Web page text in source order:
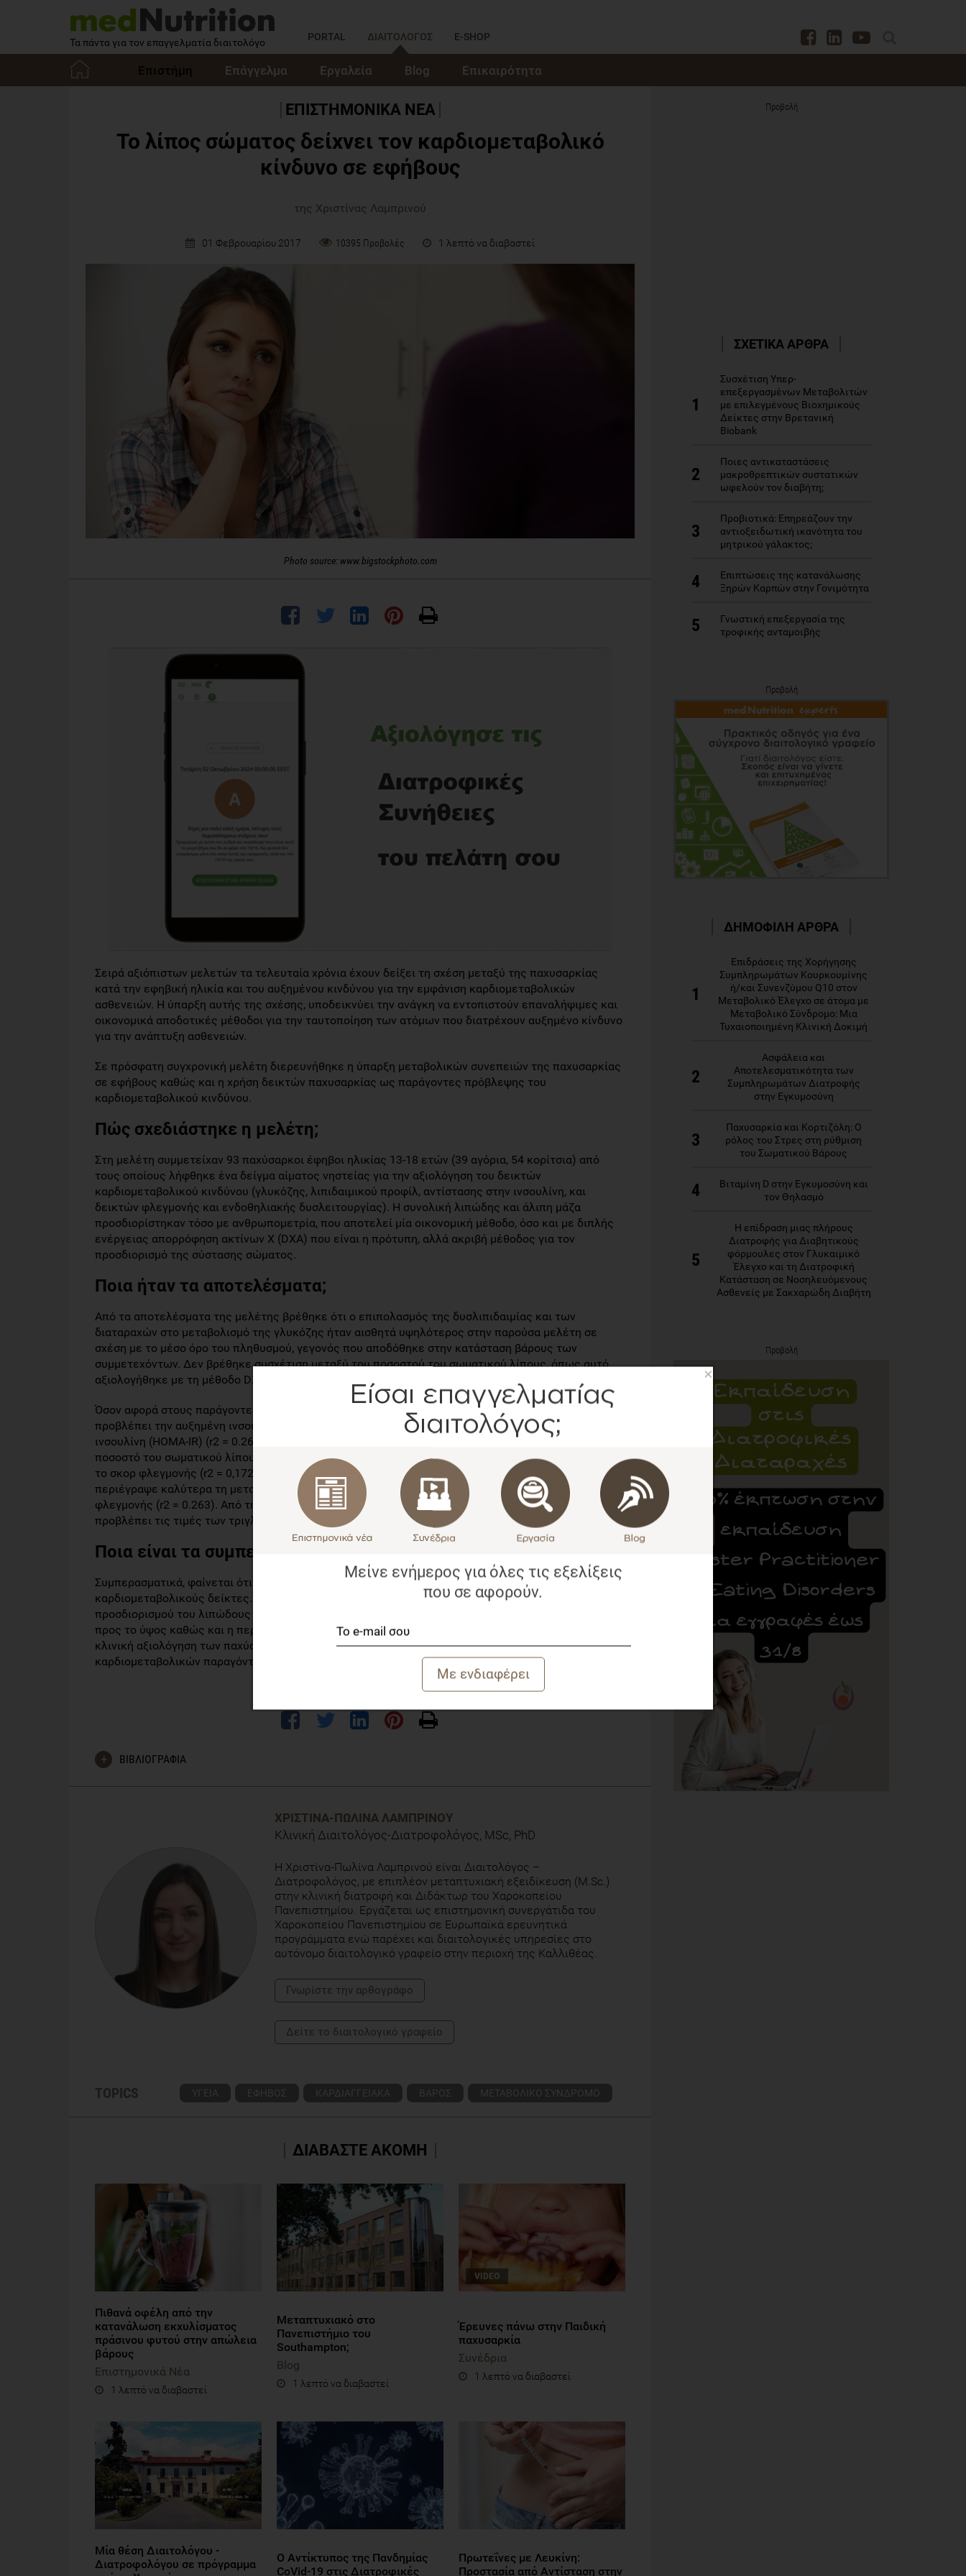
Τα πάντα για τον επαγγελματία διαιτολόγο PORTAL ΔΙΑΙΤΟΛΟΓΟΣ E-SHOP
Επιστήμη Επάγγελμα Εργαλεία Blog Επικαιρότητα
ΕΠΙΣΤΗΜΟΝΙΚΑ ΝΕΑ
Το λίπος σώματος δείχνει τον καρδιομεταβολικό
κίνδυνο σε εφήβους
της Χριστίνας Λαμπρινού
01 Φεβρουαρίου 2017 10395 Προβολές 1 λεπτό να διαβαστεί
Photo source: www.bigstockphoto.com
Σειρά αξιόπιστων μελετών τα τελευταία χρόνια έχουν δείξει τη σχέση μεταξύ της παχυσαρκίας
κατά την εφηβική ηλικία και του αυξημένου κινδύνου για την εμφάνιση καρδιομεταβολικών
ασθενειών. Η ύπαρξη αυτής της σχέσης, υποδεικνύει την ανάγκη να εντοπιστούν επαναλήψιμες και
οικονομικά αποδοτικές μέθοδοι για την ταυτοποίηση των ατόμων που διατρέχουν αυξημένο κίνδυνο
για την ανάπτυξη ασθενειών.
Σε πρόσφατη συγχρονική μελέτη διερευνήθηκε η ύπαρξη μεταβολικών συνεπειών της παχυσαρκίας
σε εφήβους καθώς και η χρήση δεικτών παχυσαρκίας ως παράγοντες πρόβλεψης του
καρδιομεταβολικού κινδύνου.
Πώς σχεδιάστηκε η μελέτη;
Στη μελέτη συμμετείχαν 93 παχύσαρκοι έφηβοι ηλικίας 13-18 ετών (39 αγόρια, 54 κορίτσια) από
τους οποίους λήφθηκε ένα δείγμα αίματος νηστείας για την αξιολόγηση του δεικτών
καρδιομεταβολικού κινδύνου (γλυκόζης, λιπιδαιμικού προφίλ, αντίστασης στην ινσουλίνη, και
δεικτών φλεγμονής και ενδοθηλιακής δυσλειτουργίας). Η συνολική λιπώδης και άλιπη μάζα
προσδιορίστηκαν τόσο με ανθρωπομετρία, που αποτελεί μία οικονομική μέθοδο, όσο και με διπλής
ενέργειας απορρόφηση ακτίνων Χ (DXA) που είναι η πρότυπη, αλλά ακριβή μέθοδος για τον
προσδιορισμό της σύστασης σώματος.
Ποια ήταν τα αποτελέσματα;
Από τα αποτελέσματα της μελέτης βρέθηκε ότι ο επιπολασμός της δυσλιπιδαιμίας και των
διαταραχών στο μεταβολισμό της γλυκόζης ήταν αισθητά υψηλότερος στην παρούσα μελέτη σε
σχέση με το μέσο όρο του πληθυσμού, γεγονός που αποδόθηκε στην κατάσταση βάρους των
συμμετεχόντων. Δεν βρέθηκε συσχέτιση μεταξύ του ποσοστού του σωματικού λίπους, όπως αυτό
αξιολογήθηκε με τη μέθοδο DXA, και των περισσοτέρων δεικτών παχυσαρκίας.
Όσον αφορά στους παράγοντες κινδύνου, για τα αγόρια, η περίμετρος βραχίονα φάνηκε να
προβλέπει την αυξημένη ινσουλίνη νηστείας (r2 = 0.200), τον αυξημένο δείκτη αντίστασης στην
ινσουλίνη (HOMA-IR) (r2 = 0.267) και υψηλότερο σκορ καρδιομεταβολικού κινδύνου (r2 = 0,338). Το
ποσοστό του σωματικού λίπους, όπως αυτό αξιολογήθηκε με τη μέθοδο DXA, φάνηκε να προβλέπει
το σκορ φλεγμονής (r2 = 0,172). Για τα κορίτσια, ο δείκτης μάζας σώματος ήταν η παράμετρος που
περιέγραψε καλύτερα τη μεταβλητότητα στην ινσουλίνη νηστείας (r2 = 0,079) και το σκορ
φλεγμονής (r2 = 0.263). Από την άλλη, ο λόγος της περιφέρειας μέσης ως προς το ύψος φάνηκε να
προβλέπει τις τιμές των τριγλυκεριδίων (r2 = 0,090).
Ποια είναι τα συμπεράσματα για τον επαγγελματία διαιτολόγο;
Συμπερασματικά, φαίνεται ότι οι παχύσαρκοι έφηβοι αντιμετωπίζουν συχνά διαταραγμένες τιμές σε
καρδιομεταβολικούς δείκτες. Με βάση τα αποτελέσματα της μελέτης, ανθρωπομετρικοί δείκτες
προσδιορισμού του λιπώδους ιστού, όπως ο δείκτης μάζα σώματος, ο λόγος περιφέρειας μέσης ως
προς το ύψος καθώς και η περιφέρεια βραχίονα και μέσης, θα πρέπει να λαμβάνονται υπόψη στην
κλινική αξιολόγηση των παχύσαρκων εφήβων, με σκοπό την πρόληψη και τη θεραπεία
καρδιομεταβολικών παραγόντων κινδύνου.
ΒΙΒΛΙΟΓΡΑΦΙΑ
ΧΡΙΣΤΊΝΑ-ΠΩΛΊΝΑ ΛΑΜΠΡΙΝΟΎ
Κλινική Διαιτολόγος-Διατροφολόγος, MSc, PhD
H Χριστίνα-Πωλίνα Λαμπρινού είναι Διαιτολόγος –
Διατροφολόγος, με επιπλέον μεταπτυχιακή εξειδίκευση (M.Sc.)
στην κλινική διατροφή και Διδάκτωρ του Χαροκοπείου
Πανεπιστημίου. Εργάζεται ως επιστημονική συνεργάτιδα του
Χαροκοπείου Πανεπιστημίου σε Ευρωπαϊκά ερευνητικά
προγράμματα ενώ παρέχει και διαιτολογικές υπηρεσίες στο
αυτόνομο διαιτολογικό γραφείο στην περιοχή της Καλλιθέας.
Γνωρίστε την αρθογράφο
Δείτε το διαιτολογικό γραφείο
TOPICS ΥΓΕΙΑ ΕΦΗΒΟΣ ΚΑΡΔΙΑΓΓΕΙΑΚΑ ΒΑΡΟΣ ΜΕΤΑΒΟΛΙΚΟ ΣΥΝΔΡΟΜΟ
ΔΙΑΒΑΣΤΕ ΑΚΟΜΗ
Πιθανά οφέλη από την
κατανάλωση εκχυλίσματος
πράσινου φυτού στην απώλεια
βάρους
Επιστημονικά Νέα
1 λεπτό να διαβαστεί
Μεταπτυχιακό στο
Πανεπιστήμιο του
Southampton;
Blog
1 λεπτό να διαβαστεί
VIDEO
Έρευνες πάνω στην Παιδική
παχυσαρκία
Συνέδρια
1 λεπτό να διαβαστεί
Μία θέση Διαιτολόγου -
Διατροφολόγου σε πρόγραμμα
Ο Αντίκτυπος της Πανδημίας
CoVid-19 στις Διατροφικές
Πρωτεΐνες με Λευκίνη:
Προστασία από Αντίσταση στην
Προβολή
ΣΧΕΤΙΚΑ ΑΡΘΡΑ
1
Συσχέτιση Υπερ-
επεξεργασμένων Μεταβολιτών
με επιλεγμένους Βιοχημικούς
Δείκτες στην Βρετανική
Biobank
2
Ποιες αντικαταστάσεις
μακροθρεπτικών συστατικών
ωφελούν τον διαβήτη;
3
Προβιοτικά: Επηρεάζουν την
αντιοξειδωτική ικανότητα του
μητρικού γάλακτος;
4
Επιπτώσεις της κατανάλωσης
Ξηρών Καρπών στην Γονιμότητα
5
Γνωστική επεξεργασία της
τροφικής ανταμοιβής
ΔΗΜΟΦΙΛΗ ΑΡΘΡΑ
1
Επιδράσεις της Χορήγησης
Συμπληρωμάτων Κουρκουμίνης
ή/και Συνενζύμου Q10 στον
Μεταβολικό Έλεγχο σε άτομα με
Μεταβολικό Σύνδρομο: Μια
Τυχαιοποιημένη Κλινική Δοκιμή
2
Ασφάλεια και
Αποτελεσματικότητα των
Συμπληρωμάτων Διατροφής
στην Εγκυμοσύνη
3
Παχυσαρκία και Κορτιζόλη: Ο
ρόλος του Στρες στη ρύθμιση
του Σωματικού Βάρους
4
Βιταμίνη D στην Εγκυμοσύνη και
τον Θηλασμό
5
Η επίδραση μιας πλήρους
Διατροφής για Διαβητικούς
φόρμουλες στον Γλυκαιμικό
Έλεγχο και τη Διατροφική
Κατάσταση σε Νοσηλευόμενους
Ασθενείς με Σακχαρώδη Διαβήτη
Προβολή
Προβολή
×
Μείνε ενήμερος για όλες τις εξελίξεις
που σε αφορούν.